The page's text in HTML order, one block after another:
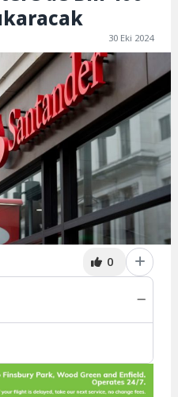
30 Eki 2024
0